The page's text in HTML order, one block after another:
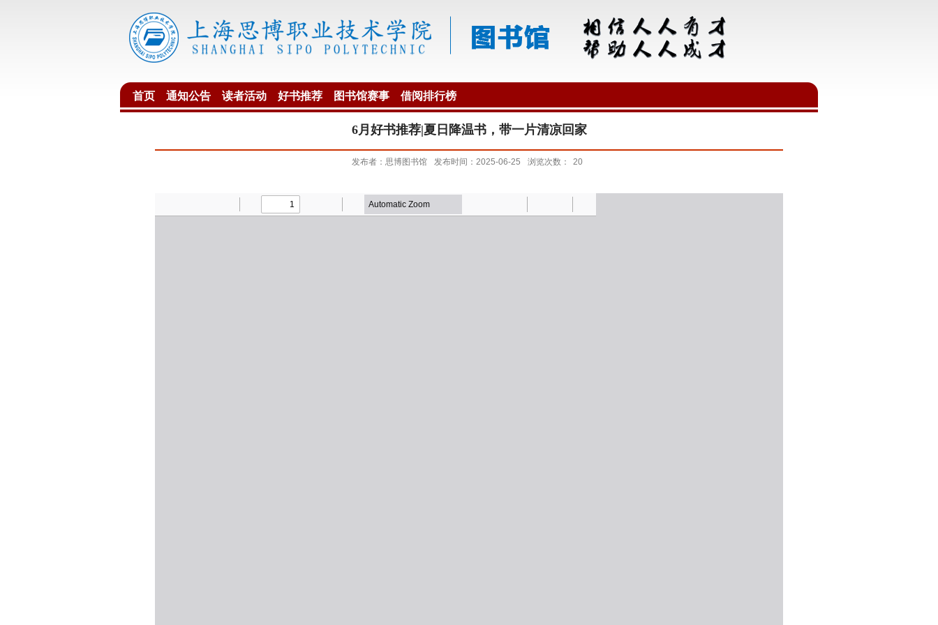
首页 通知公告 读者活动 好书推荐 图书馆赛事 借阅排行榜
6月好书推荐|夏日降温书，带一片清凉回家
发布者：思博图书馆 发布时间：2025-06-25 浏览次数： 20